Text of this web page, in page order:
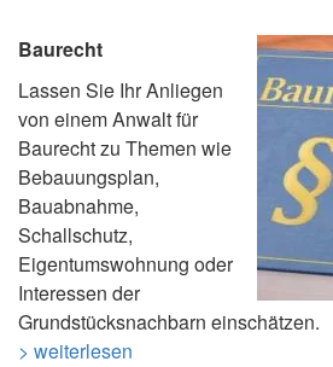
Baurecht
Lassen Sie Ihr Anliegen
von einem Anwalt für
Baurecht zu Themen wie
Bebauungsplan,
Bauabnahme,
Schallschutz,
Eigentumswohnung oder
Interessen der
Grundstücksnachbarn einschätzen.
> weiterlesen